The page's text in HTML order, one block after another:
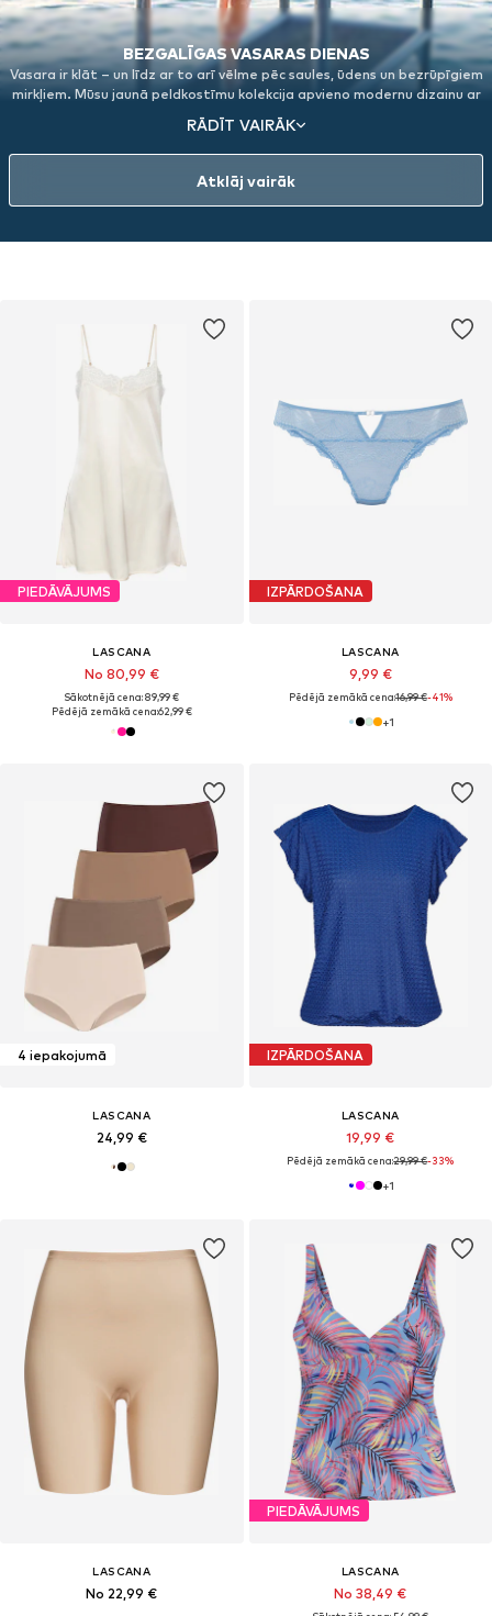
PIEDĀVĀJUMS
LASCANA
No 80,99 €
Sākotnējā cena: 89,99 €
Pēdējā zemākā cena:62,99 €
IZPĀRDOŠANA
LASCANA
9,99 €
Pēdējā zemākā cena:16,99 €-41%
+1
4 iepakojumā
LASCANA
24,99 €
IZPĀRDOŠANA
LASCANA
19,99 €
Pēdējā zemākā cena:29,99 €-33%
+1
BEZGALĪGAS VASARAS DIENAS
Vasara ir klāt – un līdz ar to arī vēlme pēc saules, ūdens un bezrūpīgiem
mirkļiem. Mūsu jaunā peldkostīmu kolekcija apvieno modernu dizainu ar
perfektu piegulumu un maksimālu komfortu. No sievišķīgiem bikini līdz
elegantiem viendaļīgajiem peldkostīmiem: tīras līnijas, vasarīgas
krāsas un mīlestībā radītas detaļas prasmīgi izceļ tavu augumu –
neatkarīgi no tā, vai tu atpūties pie baseina, dodies peldē jūrā vai
staigā basām kājām pa pludmali. Augstvērtīgi materiāli un pārdomāti
RĀDĪT VAIRĀK
Atklāj vairāk
LASCANA
No 22,99 €
PIEDĀVĀJUMS
LASCANA
No 38,49 €